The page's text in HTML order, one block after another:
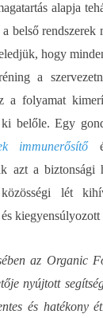
alapja
belső rendszerek
hogy
a
a folyamat
belőle. Egy
immunerősítő
azt a biztonsági
lét
az Organic
nyújtott
és hatékony